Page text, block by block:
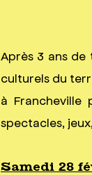
Après ​3 ans
culturels du
à Francheville
spectacles,
Samedi 28